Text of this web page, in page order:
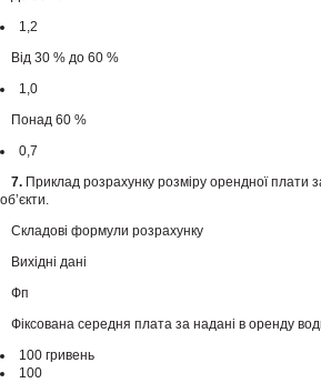
1,2
Від 30 % до 60 %
1,0
Понад 60 %
0,7
7. Приклад розрахунку розміру орендної плати
об’єкти.
Складові формули розрахунку
Вихідні дані
Фп
Фіксована середня плата за надані в оренду
100 гривень
100